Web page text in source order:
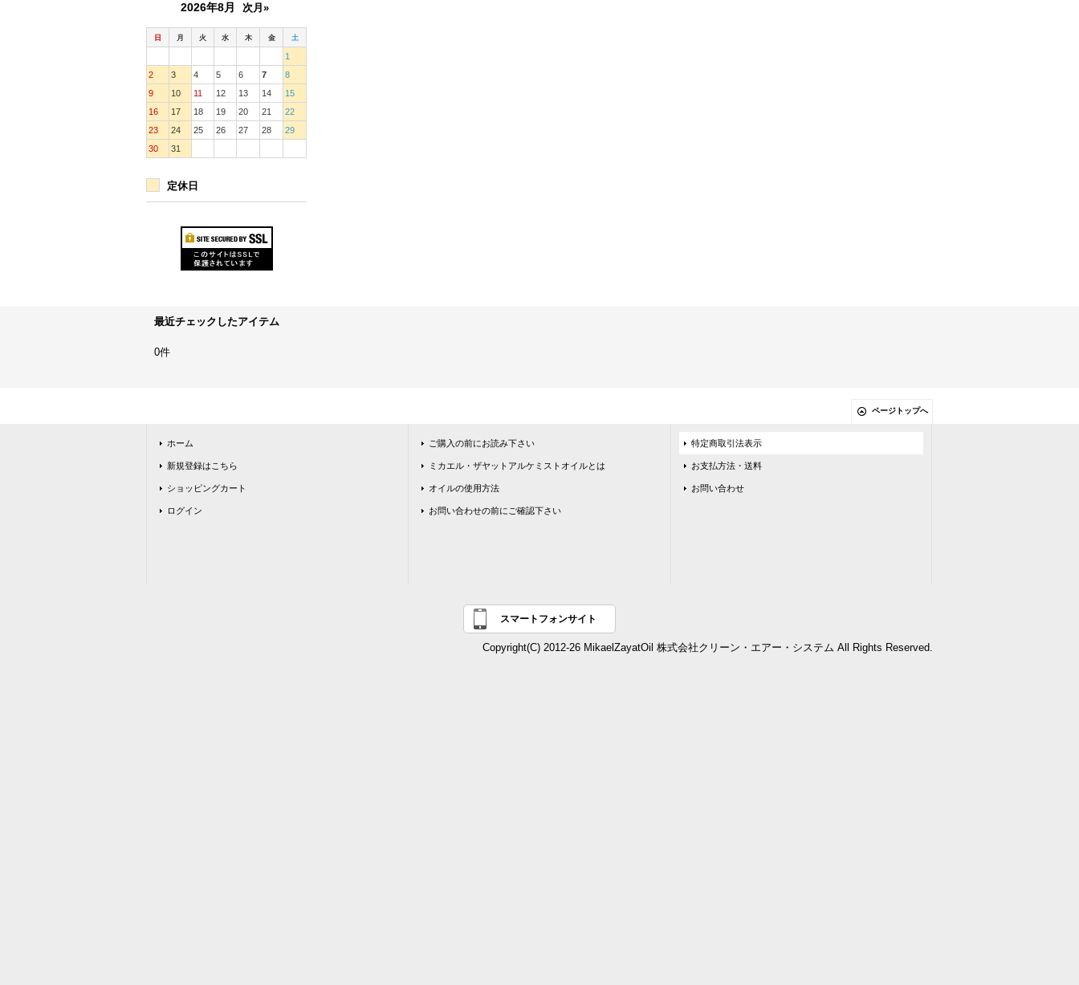
2026年8月 次月»
日 月 火 水 木 金 土
1
2
3 4 5 6 7
8
9
10 11 12 13 14
15
16
17 18 19 20 21
22
23
24 25 26 27 28
29
30
31
定休日
最近チェックしたアイテム
0件
ページトップへ
ホーム
新規登録はこちら
ショッピングカート
ログイン
ご購入の前にお読み下さい
ミカエル・ザヤットアルケミストオイルとは
オイルの使用方法
お問い合わせの前にご確認下さい
特定商取引法表示
お支払方法・送料
お問い合わせ
スマートフォンサイト
Copyright(C) 2012-26 MikaelZayatOil 株式会社クリーン・エアー・システム All Rights Reserved.